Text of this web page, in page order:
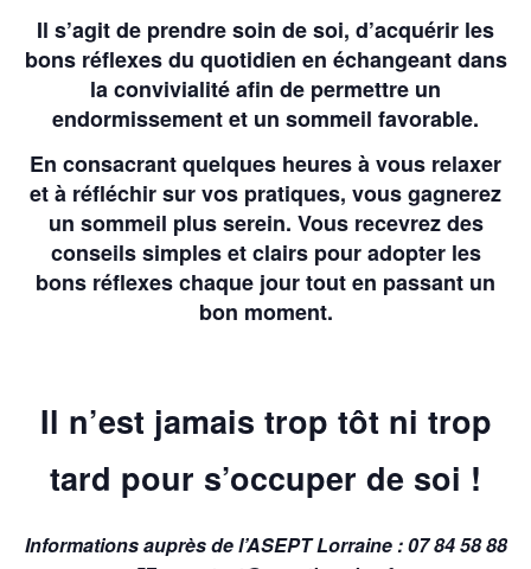
Il s’agit de prendre soin de soi, d’acquérir les
bons réflexes du quotidien en échangeant dans
la convivialité afin de permettre un
endormissement et un sommeil favorable.
En consacrant quelques heures à vous relaxer
et à réfléchir sur vos pratiques, vous gagnerez
un sommeil plus serein. Vous recevrez des
conseils simples et clairs pour adopter les
bons réflexes chaque jour tout en passant un
bon moment.
Il n’est jamais trop tôt ni trop
tard pour s’occuper de soi !
Informations auprès de l’ASEPT Lorraine : 07 84 58 88